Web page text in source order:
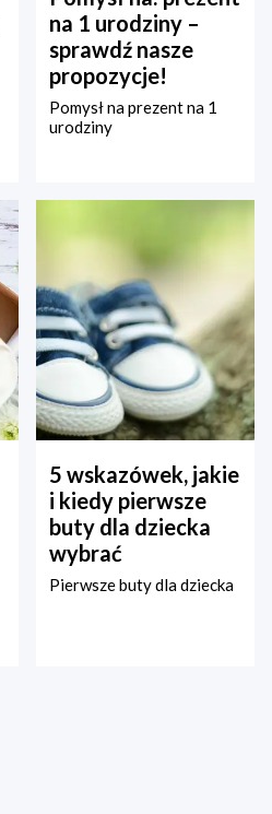
na 1 urodziny –
sprawdź nasze
propozycje!
Pomysł na prezent na 1
urodziny
5 wskazówek, jakie
i kiedy pierwsze
buty dla dziecka
wybrać
Pierwsze buty dla dziecka